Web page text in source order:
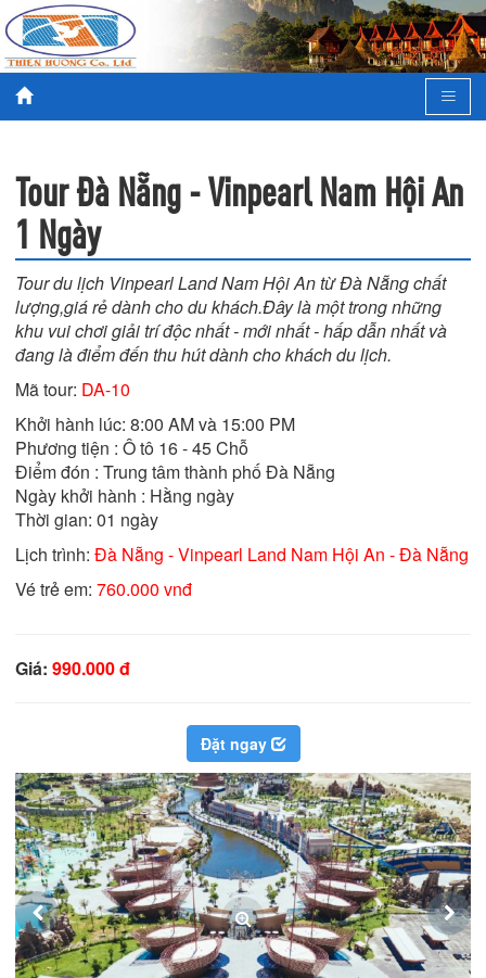
Tour Đà Nẵng - Vinpearl Nam Hội An
1 Ngày
Tour du lịch Vinpearl Land Nam Hội An từ Đà Nẵng chất
lượng,giá rẻ dành cho du khách.Đây là một trong những
khu vui chơi giải trí độc nhất - mới nhất - hấp dẫn nhất và
đang là điểm đến thu hút dành cho khách du lịch.
Mã tour: DA-10
Khởi hành lúc: 8:00 AM và 15:00 PM
Phương tiện : Ô tô 16 - 45 Chỗ
Điểm đón : Trung tâm thành phố Đà Nẵng
Ngày khởi hành : Hằng ngày
Thời gian: 01 ngày
Lịch trình: Đà Nẵng - Vinpearl Land Nam Hội An - Đà Nẵng
Vé trẻ em: 760.000 vnđ
Giá: 990.000 đ
Đặt ngay